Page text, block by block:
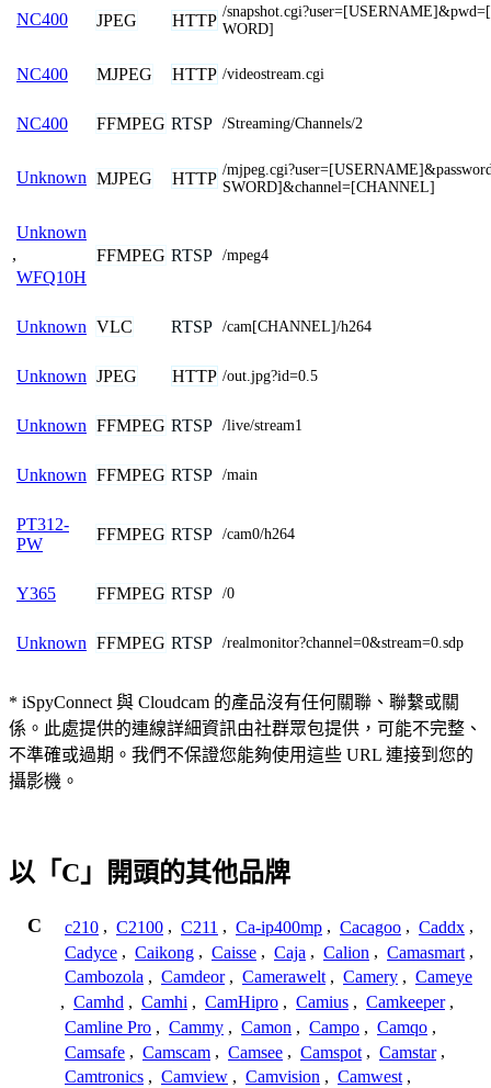
NC400 JPEG HTTP /
WORD]
NC400 MJPEG HTTP /videostream.cgi
NC400 FFMPEG RTSP /Streaming/Channels/2
Unknown MJPEG HTTP /
SWORD]&channel=[CHANNEL]
Unknown
,
WFQ10H
FFMPEG RTSP /mpeg4
Unknown VLC RTSP /cam[CHANNEL]/h264
Unknown JPEG HTTP /out.jpg?id=0.5
Unknown FFMPEG RTSP /live/stream1
Unknown FFMPEG RTSP /main
PT312-
PW
FFMPEG RTSP /cam0/h264
Y365 FFMPEG RTSP /0
Unknown FFMPEG RTSP /realmonitor?channel=0&stream=0.sdp
* iSpyConnect 與 Cloudcam 的產品沒有任何關聯、聯繫或關
係。此處提供的連線詳細資訊由社群眾包提供，可能不完整、
不準確或過期。我們不保證您能夠使用這些 URL 連接到您的
攝影機。
以「C」開頭的其他品牌
C c210 , C2100 , C211 , Ca-ip400mp , Cacagoo , Caddx ,
Cadyce , Caikong , Caisse , Caja , Calion , Camasmart ,
Cambozola , Camdeor , Camerawelt , Camery , Cameye
, Camhd , Camhi , CamHipro , Camius , Camkeeper ,
Camline Pro , Cammy , Camon , Campo , Camqo ,
Camsafe , Camscam , Camsee , Camspot , Camstar ,
Camtronics , Camview , Camvision , Camwest ,